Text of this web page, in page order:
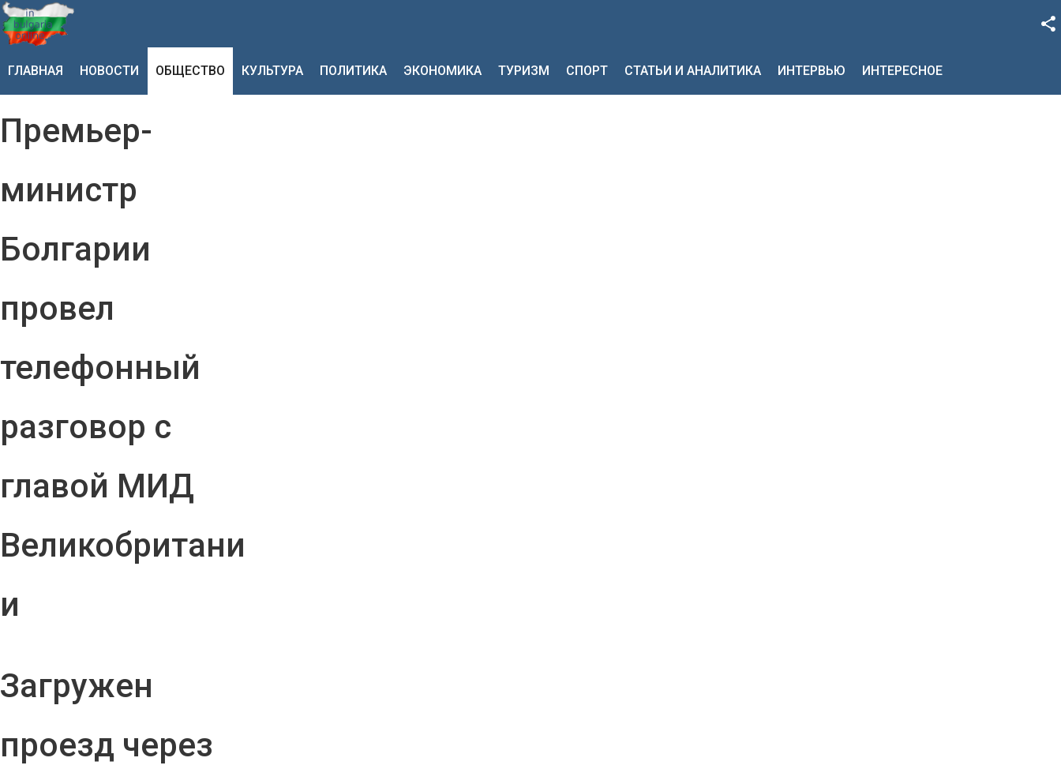
Google+
ГЛАВНАЯ НОВОСТИ ОБЩЕСТВО КУЛЬТУРА ПОЛИТИКА ЭКОНОМИКА ТУРИЗМ СПОРТ СТАТЬИ И АНАЛИТИКА ИНТЕРВЬЮ ИНТЕРЕСНОЕ
Премьер-
министр
Болгарии
провел
телефонный
разговор с
главой МИД
Великобритани
и
Загружен
проезд через